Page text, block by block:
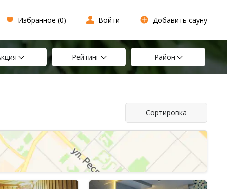
Избранное (0) Войти Добавить сауну
Рейтинг Район
Сортировка